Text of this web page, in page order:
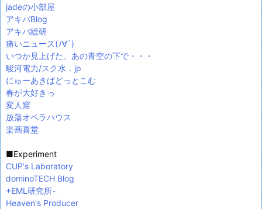
jadeの小部屋
アキバBlog
アキバ総研
痛いニュース(ﾉ∀`)
いつか見上げた、あの青空の下で・・・
駿河電力/スク水．jp
にゅーあきばどっとこむ
春が大好きっ
変人窟
放蕩オペラハウス
楽画喜堂
■Experiment
CUP's Laboratory
dominoTECH Blog
+EML研究所-
Heaven's Producer